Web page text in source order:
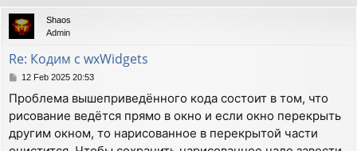
  char str[16];
  sprintf(str,"OnSize %d:%d",dx,dy);
  SetStatusText(str);
}
{
  SetStatusText(wxT("OnButtonOK!"));
}
  DECLARE_EVENT_TABLE()
};
DECLARE_APP(MyApp)
bool MyApp::OnInit()
{
MyFrame *frame = new MyFrame(wxT("My wxWidets
p
Shaos
Admin
Re: Кодим с wxWidgets
P
s
t
12 Feb 2025 20:53
Проблема вышеприведённого кода состоит в том, что
рисование ведётся прямо в окно и если окно перекрыть
другим окном, то нарисованное в перекрытой части